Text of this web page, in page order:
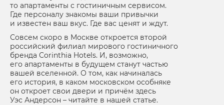
то апартаменты с гостиничным сервисом.
Где персоналу знакомы ваши привычки
и известен ваш вкус. Где вас ценят и ждут.
Совсем скоро в Москве откроется второй
российский филиал мирового гостиничного
бренда Corinthia Hotels. И, возможно,
его апартаменты в будущем станут частью
вашей вселенной. О том, как начиналась
его история, в каком московском особняке
он откроет свои двери и причём здесь
Уэс Андерсон – читайте в нашей статье.